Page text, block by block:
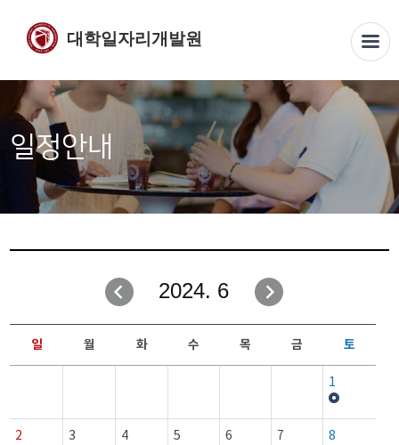
대학일자리개발원
일정안내
2024. 6
일 월 화 수 목 금 토
1
2 3 4 5 6 7 8